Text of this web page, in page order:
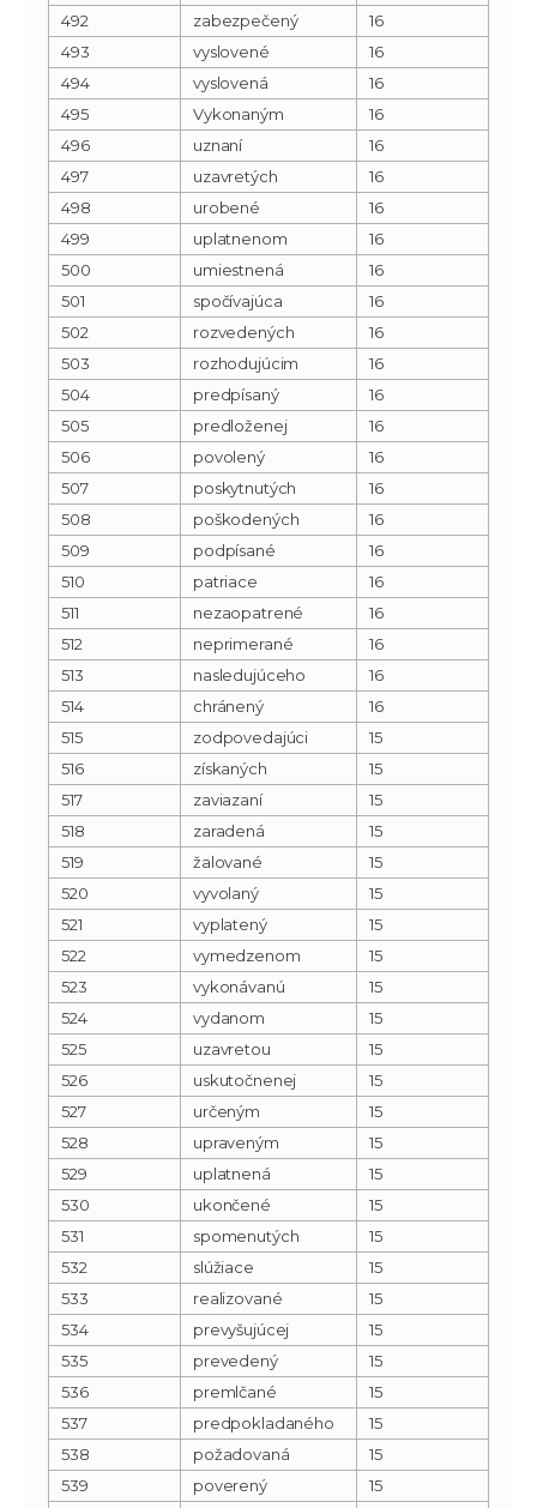
492
zabezpečený
16
493
vyslovené
16
494
vyslovená
16
495
Vykonaným
16
496
uznaní
16
497
uzavretých
16
498
urobené
16
499
uplatnenom
16
500
umiestnená
16
501
spočívajúca
16
502
rozvedených
16
503
rozhodujúcim
16
504
predpísaný
16
505
predloženej
16
506
povolený
16
507
poskytnutých
16
508
poškodených
16
509
podpísané
16
510
patriace
16
511
nezaopatrené
16
512
neprimerané
16
513
nasledujúceho
16
514
chránený
16
515
zodpovedajúci
15
516
získaných
15
517
zaviazaní
15
518
zaradená
15
519
žalované
15
520
vyvolaný
15
521
vyplatený
15
522
vymedzenom
15
523
vykonávanú
15
524
vydanom
15
525
uzavretou
15
526
uskutočnenej
15
527
určeným
15
528
upraveným
15
529
uplatnená
15
530
ukončené
15
531
spomenutých
15
532
slúžiace
15
533
realizované
15
534
prevyšujúcej
15
535
prevedený
15
536
premlčané
15
537
predpokladaného
15
538
požadovaná
15
539
poverený
15